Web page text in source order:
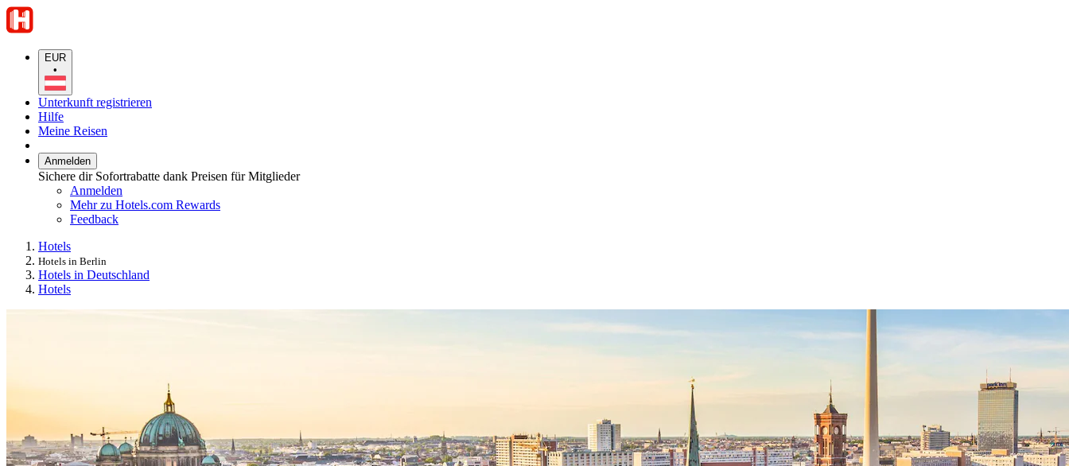
EUR
•
Unterkunft registrieren
Hilfe
Meine Reisen
Anmelden
Sichere dir Sofortrabatte dank Preisen für Mitglieder
Anmelden
Mehr zu Hotels.com Rewards
Feedback
Hotels
Hotels in Berlin
Hotels in Deutschland
Hotels